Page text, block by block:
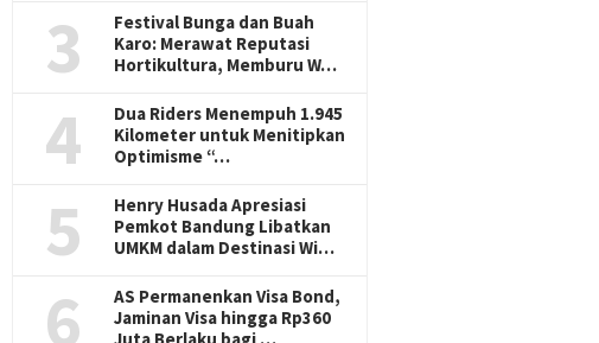
3
Festival Bunga dan Buah
Karo: Merawat Reputasi
Hortikultura, Memburu W…
4
Dua Riders Menempuh 1.945
Kilometer untuk Menitipkan
Optimisme “…
5
Henry Husada Apresiasi
Pemkot Bandung Libatkan
UMKM dalam Destinasi Wi…
6
AS Permanenkan Visa Bond,
Jaminan Visa hingga Rp360